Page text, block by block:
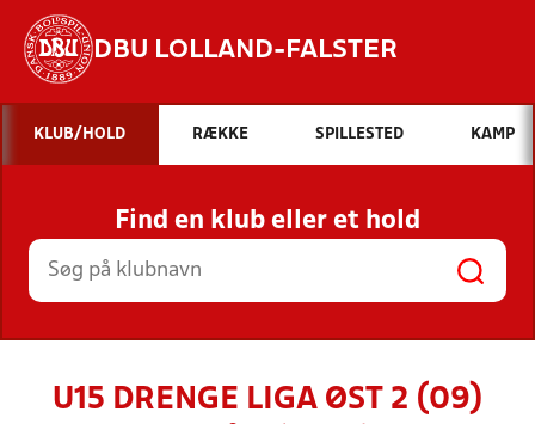
DBU LOLLAND-FALSTER
Hvad vil du søge efter?
INDHOLD OG NYHEDER
STILLINGER, RESULTATER, KLUBBER OG
HOLD
KLUB/HOLD RÆKKE SPILLESTED KAMP
Find en klub eller et hold
U15 DRENGE LIGA ØST 2 (09)